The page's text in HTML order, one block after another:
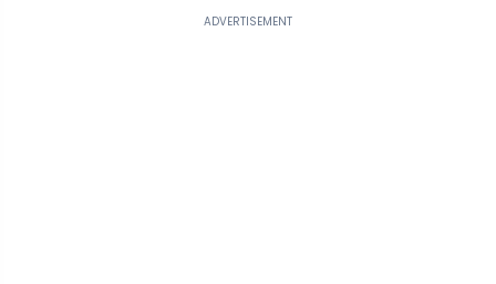
ADVERTISEMENT